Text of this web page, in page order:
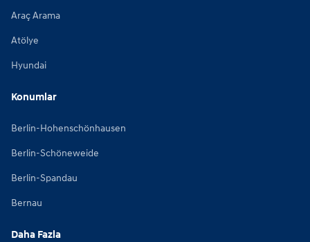
Araç Arama
Atölye
Hyundai
Konumlar
Berlin-Hohenschönhausen
Berlin-Schöneweide
Berlin-Spandau
Bernau
Daha Fazla